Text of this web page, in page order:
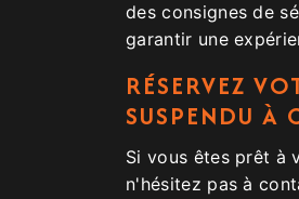
des consignes de
garantir une
RÉSERVEZ
SUSPENDU À
Si vous êtes prêt à
n'hésitez pas à